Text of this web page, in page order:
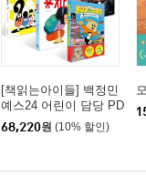
[책읽는아이들] 백정민
예스24 어린이 담당 PD
추천 초등 1~2학년 세
68,220원 (10% 할인)